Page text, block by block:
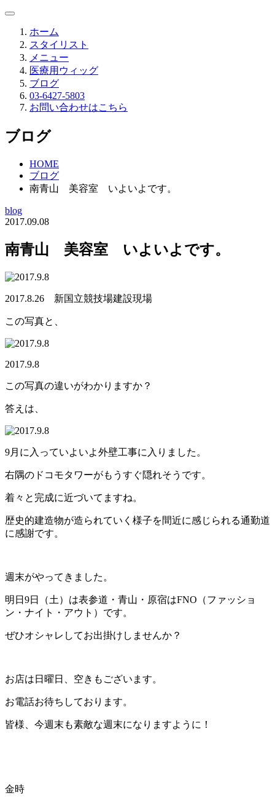
ホーム
スタイリスト
メニュー
医療用ウィッグ
ブログ
03-6427-5803
お問い合わせはこちら
ブログ
HOME
ブログ
南青山 美容室 いよいよです。
blog
2017.09.08
南青山 美容室 いよいよです。
2017.8.26 新国立競技場建設現場
この写真と、
2017.9.8
この写真の違いがわかりますか？
答えは、
9月に入っていよいよ外壁工事に入りました。
右隅のドコモタワーがもうすぐ隠れそうです。
着々と完成に近づいてますね。
歴史的建造物が造られていく様子を間近に感じられる通勤道
に感謝です。
週末がやってきました。
明日9日（土）は表参道・青山・原宿はFNO（ファッショ
ン・ナイト・アウト）です。
ぜひオシャレしてお出掛けしませんか？
お店は日曜日、空きもございます。
お電話お待ちしております。
皆様、今週末も素敵な週末になりますように！
金時